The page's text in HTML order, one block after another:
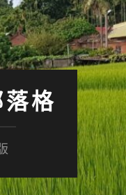
格